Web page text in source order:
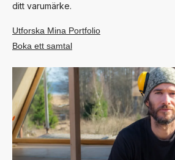
ditt varumärke.
Utforska Mina Portfolio
Boka ett samtal